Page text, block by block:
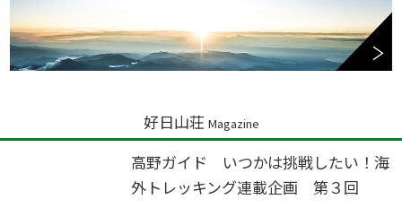
好日山荘 Magazine
高野ガイド いつかは挑戦したい！海
外トレッキング連載企画 第３回